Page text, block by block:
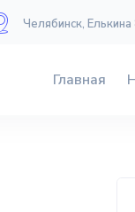
Челябинск, Елькина
Главная